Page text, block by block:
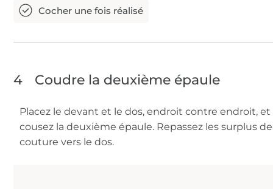
4 Coudre la deuxième épaule
Placez le devant et le dos, endroit contre endroit, et
cousez la deuxième épaule. Repassez les surplus de
couture vers le dos.